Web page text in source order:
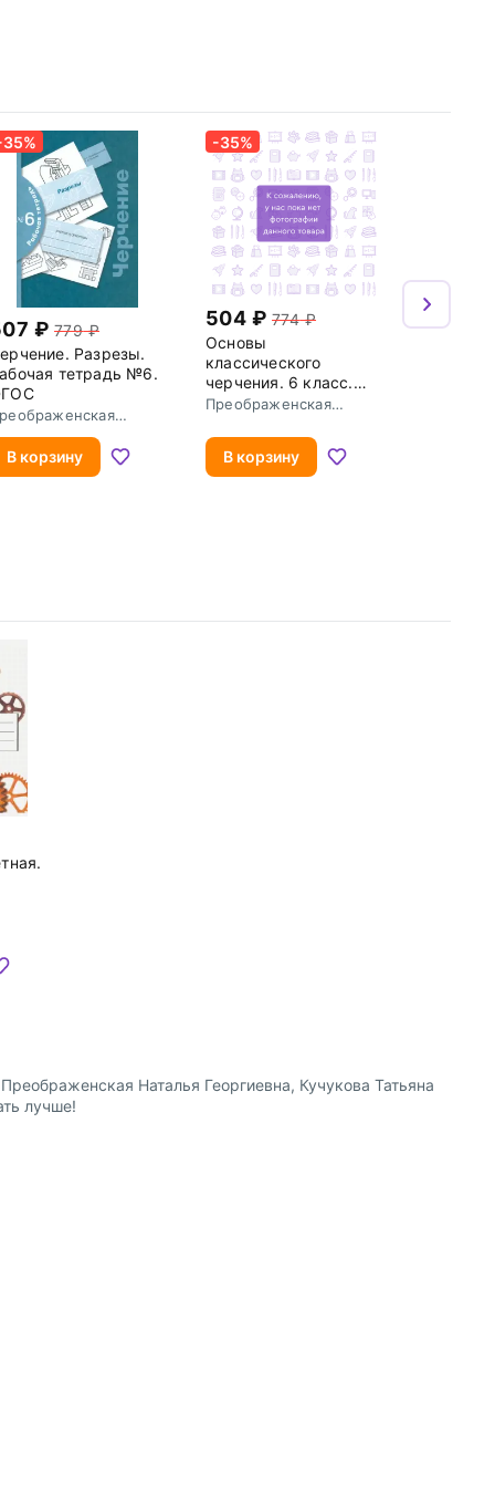
779
Разрезы.
тетрадь №6.
Георгиевна
В корзину
-35%
504
774
Основы
классического
черчения. 6 класс.
Рабочая тетрадь
Преображенская
В корзину
Наталья Георгиевна, Кучукова Татьяна
лучше!